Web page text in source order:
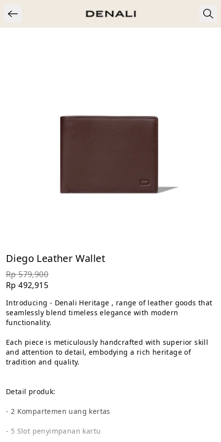
Diego Leather Wallet
Rp 579,900
Rp 492,915
Introducing - Denali Heritage , range of leather goods that
seamlessly blend timeless elegance with modern
functionality.
Each piece is meticulously handcrafted with superior skill
and attention to detail, embodying a rich heritage of
tradition and quality.
Detail produk:
- 2 Kompartemen uang kertas
- 5 Slot penyimpanan kartu